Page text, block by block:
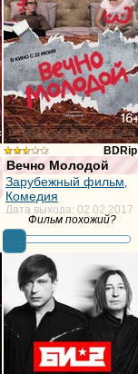
BDRip
из
10,
голосов:29
Вечно Молодой
Зарубежный фильм,
Комедия
Дата выхода: 02.02.2017
Фильм похожий?